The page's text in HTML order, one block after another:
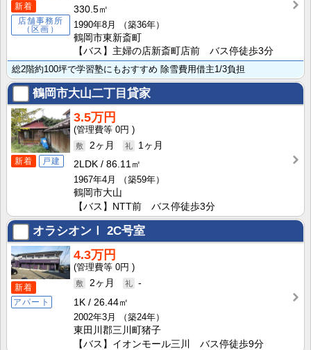
新着
店舗事務所
（区画）
330.5㎡
1990年8月
（築36年）
鶴岡市東新斎町
【バス】主婦の店新斎町店前 バス停徒歩3分
総2階約100坪で学習塾にもおすすめ 除雪費用借主1/3負担
鶴岡市大山二丁目貸家
新着 戸建
3.5万円
0円
2ヶ月
1ヶ月
2LDK
86.11㎡
1967年4月
（築59年）
鶴岡市大山
【バス】NTT前 バス停徒歩3分
オラシオンⅠ 2C号室
新着
アパート
4.3万円
0円
2ヶ月
-
1K
26.44㎡
2002年3月
（築24年）
東田川郡三川町猪子
【バス】イオンモール三川 バス停徒歩9分